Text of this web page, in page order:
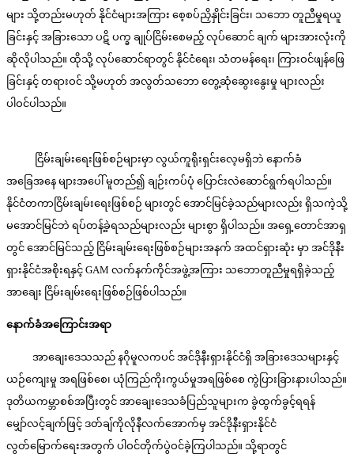
များ သို့တည်းမဟုတ် နိုင်ငံများအကြား စေ့စပ်ညှိနှိုင်းခြင်း၊ သဘော တူညီမှုရယူ
ခြင်းနှင့် အခြားသော ပဋိ ပက္ခ ချုပ်ငြိမ်းစေမည့် လုပ်ဆောင် ချက် များအားလုံးကို
ဆိုလိုပါသည်။ ထိုသို့ လုပ်ဆောင်ရာတွင် နိုင်ငံရေး၊ သံတမန်ရေး၊ ကြားဝင်ဖျန်ဖြေ
ခြင်းနှင့် တရားဝင် သို့မဟုတ် အလွတ်သဘော တွေ့ဆုံဆွေးနွေးမှု များလည်း
ပါဝင်ပါသည်။
ငြိမ်းချမ်းရေးဖြစ်စဉ်များမှာ လွယ်ကူရိုးရှင်းလေ့မရှိဘဲ နောက်ခံ
အခြေအနေ များအပေါ် မူတည်၍ ချဉ်းကပ်ပုံ ပြောင်းလဲဆောင်ရွက်ရပါသည်။
နိုင်ငံတကာငြိမ်းချမ်းရေးဖြစ်စဉ် များတွင် အောင်မြင်ခဲ့သည်များလည်း ရှိသကဲ့သို့
မအောင်မြင်ဘဲ ရပ်တန့်ခဲ့ရသည်များလည်း များစွာ ရှိပါသည်။ အရှေ့တောင်အာရှ
တွင် အောင်မြင်သည့် ငြိမ်းချမ်းရေးဖြစ်စဉ်များအနက် အထင်ရှားဆုံး မှာ အင်ဒိုနီး
ရှားနိုင်ငံအစိုးရနှင့် GAM လက်နက်ကိုင်အဖွဲ့အကြား သဘောတူညီမှုရရှိခဲ့သည့်
အာချေး ငြိမ်းချမ်းရေးဖြစ်စဉ်ဖြစ်ပါသည်။
နောက်ခံအကြောင်းအရာ
အာချေးဒေသသည် နဂိုမူလကပင် အင်ဒိုနီးရှားနိုင်ငံရှိ အခြားဒေသများနှင့်
ယဉ်ကျေးမှု အရဖြစ်စေ၊ ယုံကြည်ကိုးကွယ်မှုအရဖြစ်စေ ကွဲပြားခြားနားပါသည်။
ဒုတိယကမ္ဘာစစ်အပြီးတွင် အာချေးဒေသခံပြည်သူများက ခွဲထွက်ခွင့်ရရန်‌
မျှော်လင့်ချက်ဖြင့် ဒတ်ချ်ကိုလိုနီလက်အောက်မှ အင်ဒိုနီးရှားနိုင်ငံ
လွတ်မြောက်ရေးအတွက် ပါဝင်တိုက်ပွဲဝင်ခဲ့ကြပါသည်။ သို့ရာတွင်